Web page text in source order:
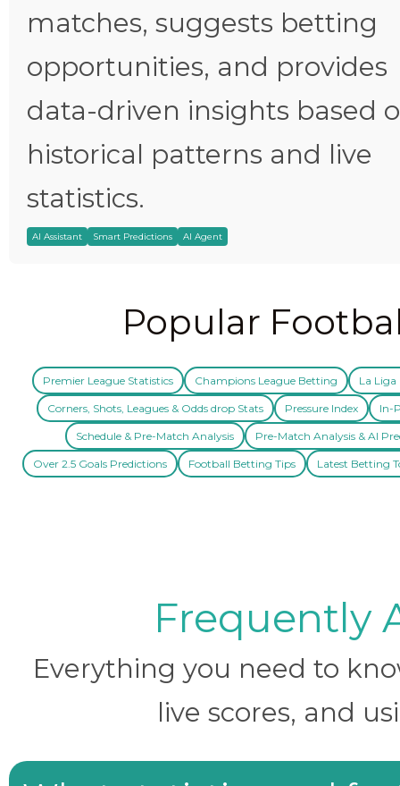
matches, suggests betting
opportunities, and provides
data-driven insights based
historical patterns and live
statistics.
AI Assistant Smart Predictions AI Agent
Popular
Premier League Statistics Champions League Betting La Liga
Corners, Shots, Leagues & Odds drop Stats Pressure Index In-
Schedule & Pre-Match Analysis Pre-Match Analysis & AI
Over 2.5 Goals Predictions Football Betting Tips Latest Betting
Frequently
Everything you need to
live scores, and